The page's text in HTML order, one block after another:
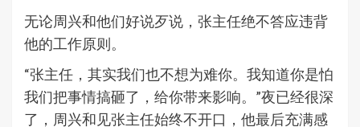
无论周兴和他们好说歹说，张主任绝不答应违背
他的工作原则。
“张主任，其实我们也不想为难你。我知道你是怕
我们把事情搞砸了，给你带来影响。”夜已经很深
了，周兴和见张主任始终不开口，他最后充满感